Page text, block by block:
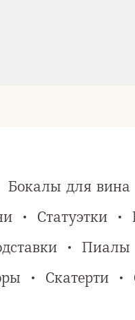
Бокалы для вина
Статуэтки
Пиалы
Скатерти